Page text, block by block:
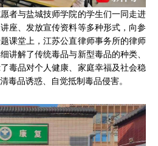
者与盐城技师学院的学生们一同走进
座、发放宣传资料等多种形式，向参
课堂上，江苏公直律师事务所的律师
讲解了传统毒品与新型毒品的种类、
毒品对个人健康、家庭幸福及社会稳
毒品诱惑、自觉抵制毒品侵害。